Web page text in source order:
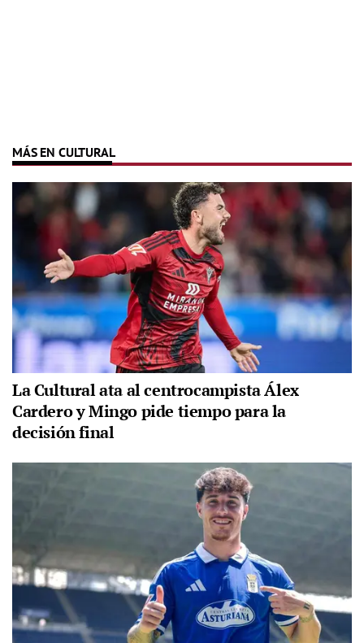
MÁS EN CULTURAL
La Cultural ata al centrocampista Álex
Cardero y Mingo pide tiempo para la
decisión final